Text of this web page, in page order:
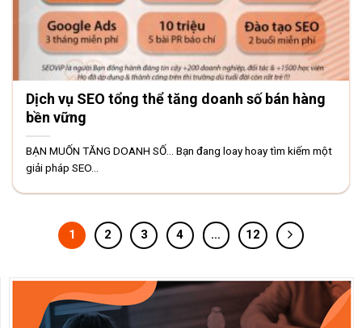
Dịch vụ SEO tổng thể tăng doanh số bán hàng
bền vững
BẠN MUỐN TĂNG DOANH SỐ… Bạn đang loay hoay tìm kiếm một
giải pháp SEO...
1 2 3 4 … 12